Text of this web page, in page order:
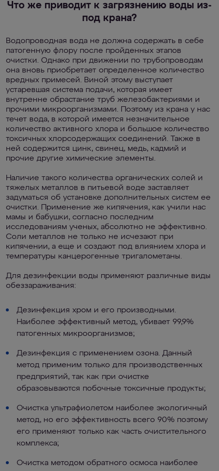
Что же приводит к загрязнению воды из-
под крана?
Водопроводная вода не должна содержать в себе
патогенную флору после пройденных этапов
очистки. Однако при движении по трубопроводам
она вновь приобретает определенное количество
вредных примесей. Виной этому выступает
устаревшая система подачи, которая имеет
внутренне обрастание труб железобактериями и
прочими микроорганизмами. Поэтому из крана у нас
течет вода, в которой имеется незначительное
количество активного хлора и большое количество
токсичных хлорсодержащих соединений. Также в
ней содержится цинк, свинец, медь, кадмий и
прочие другие химические элементы.
Наличие такого количества органических солей и
тяжелых металлов в питьевой воде заставляет
задуматься об установке дополнительных систем ее
очистки. Применение же кипячения, как учили нас
мамы и бабушки, согласно последним
исследованиям ученых, абсолютно не эффективно.
Соли металлов не только не исчезают при
кипячении, а еще и создают под влиянием хлора и
температуры канцерогенные тригалометаны.
Для дезинфекции воды применяют различные виды
обеззараживания:
Дезинфекция хром и его производными.
Наиболее эффективный метод, убивает 99,9%
патогенных микроорганизмов;
Дезинфекция с применением озона. Данный
метод применим только для производственных
предприятий, так как при очистке
образовываются побочные токсичные продукты;
Очистка ультрафиолетом наиболее экологичный
метод, но его эффективность всего 90% поэтому
его применяют только как часть очистительного
комплекса;
Очистка методом обратного осмоса наиболее